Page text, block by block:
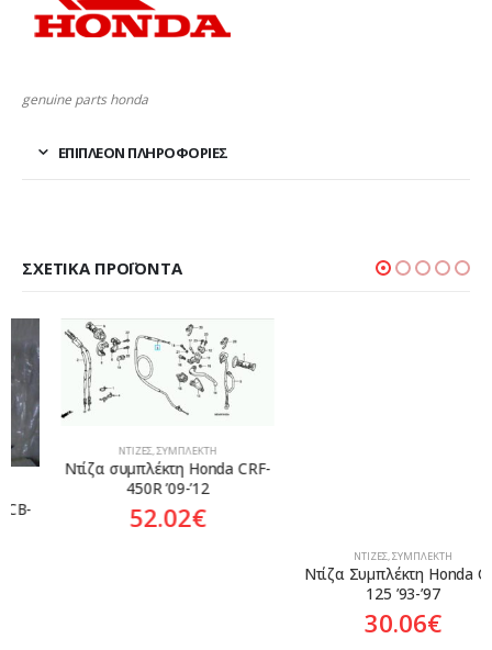
genuine parts honda
ΕΠΙΠΛΈΟΝ ΠΛΗΡΟΦΟΡΊΕΣ
ΣΧΕΤΙΚΆ ΠΡΟΪΌΝΤΑ
ΣΥΜΠΛΈΚΤΗ
Ντίζα συμπλέκτη Honda CRF-
450R ’09-’12
52.02€
ΣΥΜΠΛΈΚΤΗ
Ντίζα Συμπλέκτη Honda CR-
125 ’93-’97
30.06€